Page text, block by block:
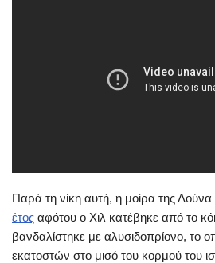
Παρά τη νίκη αυτή, η μοίρα της
έτος αφότου ο Χιλ κατέβηκε από το
βανδαλίστηκε με αλυσιδοπρίονο, το
εκατοστών στο μισό του κορμού του